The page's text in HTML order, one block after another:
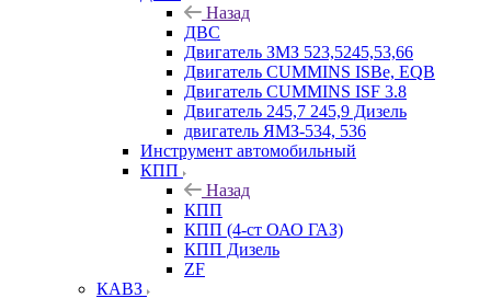
Назад
ДВС
Двигатель ЗМЗ 523,5245,53,66
Двигатель CUMMINS ISBe, EQB
Двигатель CUMMINS ISF 3.8
Двигатель 245,7 245,9 Дизель
двигатель ЯМЗ-534, 536
Инструмент автомобильный
КПП
Назад
КПП
КПП (4-ст ОАО ГАЗ)
КПП Дизель
ZF
КАВЗ